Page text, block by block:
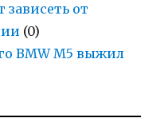
зависеть от
(0)
BMW M5 выжил